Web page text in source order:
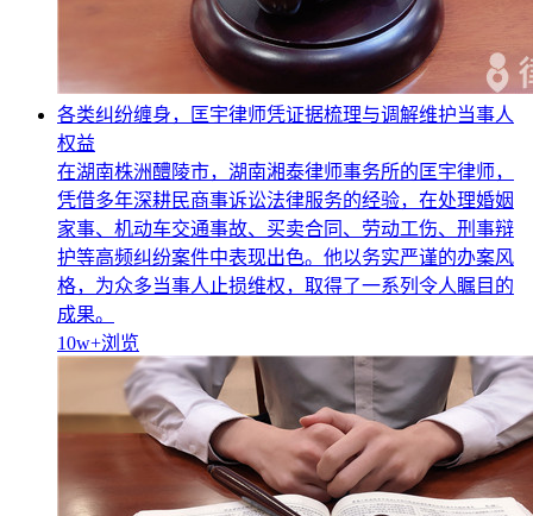
各类纠纷缠身，匡宇律师凭证据梳理与调解维护当事人
权益
在湖南株洲醴陵市，湖南湘泰律师事务所的匡宇律师，
凭借多年深耕民商事诉讼法律服务的经验，在处理婚姻
家事、机动车交通事故、买卖合同、劳动工伤、刑事辩
护等高频纠纷案件中表现出色。他以务实严谨的办案风
格，为众多当事人止损维权，取得了一系列令人瞩目的
成果。
10w+浏览